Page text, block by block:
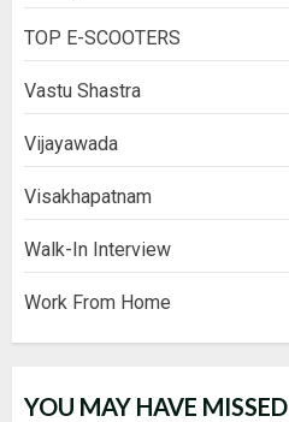
TOP E-SCOOTERS
Vastu Shastra
Vijayawada
Visakhapatnam
Walk-In Interview
Work From Home
YOU MAY HAVE MISSED